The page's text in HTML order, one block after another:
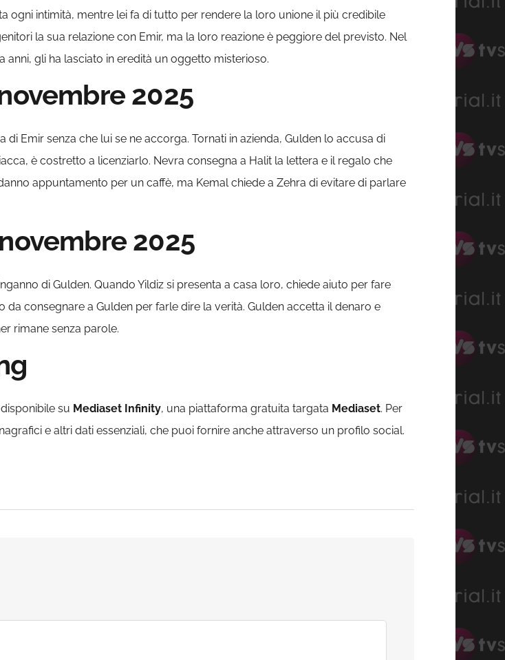
ogni intimità, mentre lei fa di tutto per rendere la loro unione il più credibile
la sua relazione con Emir, ma la loro reazione è peggiore del previsto. Nel
gli ha lasciato in eredità un oggetto misterioso.
2025
di Emir senza che lui se ne accorga. Tornati in azienda, Gulden lo accusa di
è costretto a licenziarlo. Nevra consegna a Halit la lettera e il regalo che
appuntamento per un caffè, ma Kemal chiede a Zehra di evitare di parlare
2025
di Gulden. Quando Yildiz si presenta a casa loro, chiede aiuto per fare
consegnare a Gulden per farle dire la verità. Gulden accetta il denaro e
rimane senza parole.
su Mediaset Infinity, una piattaforma gratuita targata Mediaset. Per
e altri dati essenziali, che puoi fornire anche attraverso un profilo social.